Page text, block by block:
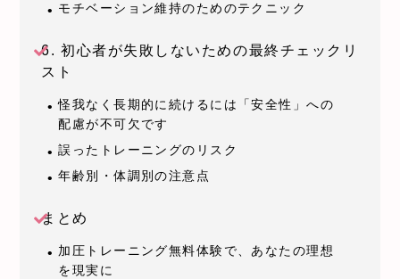
モチベーション維持のためのテクニック
6. 初心者が失敗しないための最終チェックリ
スト
怪我なく長期的に続けるには「安全性」への
配慮が不可欠です
誤ったトレーニングのリスク
年齢別・体調別の注意点
まとめ
加圧トレーニング無料体験で、あなたの理想
を現実に